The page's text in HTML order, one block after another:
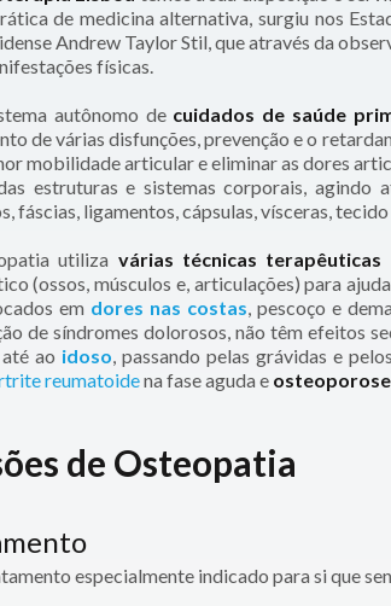
de medicina alternativa, surgiu nos
Andrew Taylor Stil, que através da
físicas.
autônomo decuidados de saúde
de várias disfunções, prevenção e o
mobilidade articular e eliminar as dores
estruturas e sistemas corporais, agindo
fáscias, ligamentos, cápsulas, vísceras,
utiliza várias técnicas terapêuticas
(ossos, músculos e, articulações) para
em dores nas costas, pescoço e
de síndromes dolorosos, não têm efeitos
ao idoso, passando pelas grávidas e
reumatoidena fase aguda e osteoporose
de Osteopatia
especialmente indicado para si que